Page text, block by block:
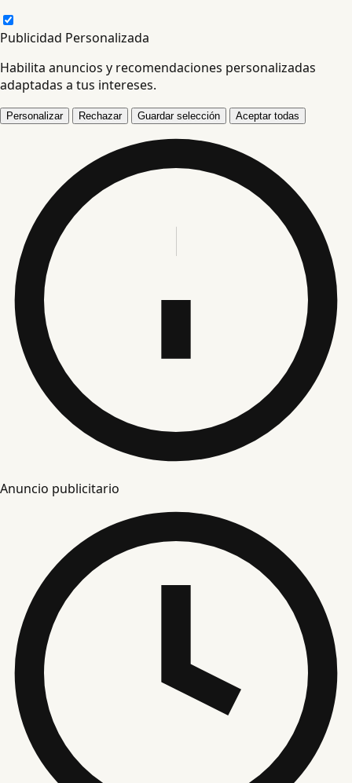
Publicidad Personalizada
Habilita anuncios y recomendaciones personalizadas
adaptadas a tus intereses.
Personalizar Rechazar Guardar selección Aceptar todas
Anuncio publicitario